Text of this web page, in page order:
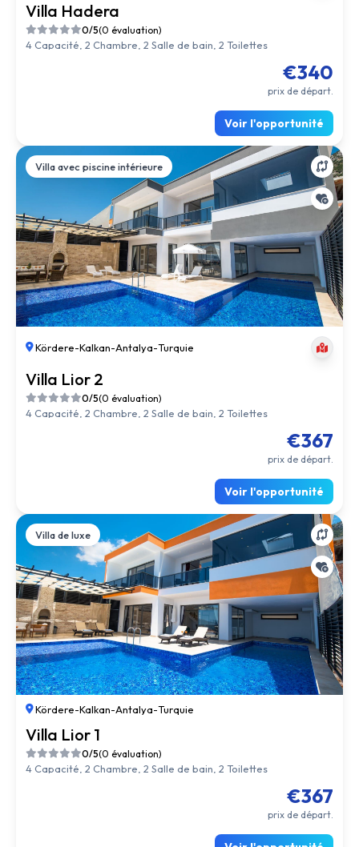
Villa Hadera
0/5(0 évaluation)
4 Capacité, 2 Chambre, 2 Salle de bain, 2 Toilettes
€340
prix de départ.
Voir l'opportunité
Villa avec piscine intérieure
Kördere-Kalkan-Antalya-Turquie
Villa Lior 2
0/5(0 évaluation)
4 Capacité, 2 Chambre, 2 Salle de bain, 2 Toilettes
€367
prix de départ.
Voir l'opportunité
Villa de luxe
Kördere-Kalkan-Antalya-Turquie
Villa Lior 1
0/5(0 évaluation)
4 Capacité, 2 Chambre, 2 Salle de bain, 2 Toilettes
€367
prix de départ.